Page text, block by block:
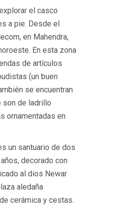
el casco
a pie. Desde el
en Mahendra,
En esta zona
de artículos
(un buen
se encuentran
son de ladrillo
ornamentadas en
un santuario de dos
decorado con
al dios Newar
aledaña
cerámica y cestas.